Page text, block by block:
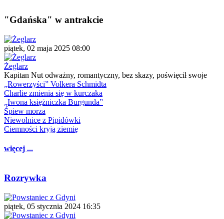
"Gdańska" w antrakcie
piątek, 02 maja 2025 08:00
Żeglarz
Kapitan Nut odważny, romantyczny, bez skazy, poświęcił swoje
„Rowerzyści” Volkera Schmidta
Charlie zmienia się w kurczaka
„Iwona księżniczka Burgunda”
Śpiew morza
Niewolnice z Pipidówki
Ciemności kryją ziemię
więcej ...
Rozrywka
piątek, 05 stycznia 2024 16:35